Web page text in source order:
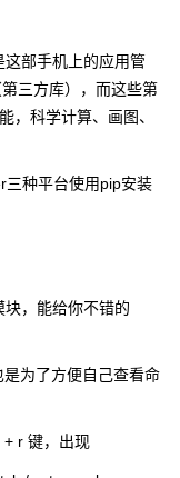
部手机上的应用管
三方库），而这些第
，科学计算、画图、
种平台使用pip安装
，能给你不错的
为了方便自己查看命
r 键，出现